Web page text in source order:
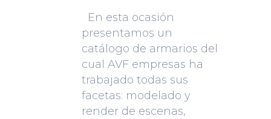
En esta ocasión
presentamos un
catálogo de armarios del
cual AVF empresas ha
trabajado todas sus
facetas: modelado y
render de escenas,